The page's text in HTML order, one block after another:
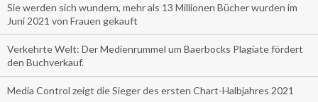
Sie werden sich wundern, mehr als 13 Millionen Bücher wurden im
Juni 2021 von Frauen gekauft
Verkehrte Welt: Der Medienrummel um Baerbocks Plagiate fördert
den Buchverkauf.
Media Control zeigt die Sieger des ersten Chart-Halbjahres 2021